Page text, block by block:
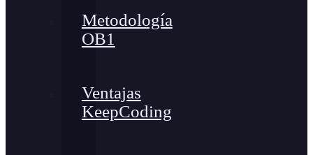
Metodología
OB1
Ventajas
KeepCoding